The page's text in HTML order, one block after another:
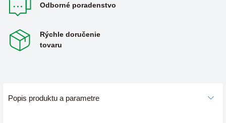
Odborné poradenstvo
Rýchle doručenie
tovaru
Popis produktu a parametre